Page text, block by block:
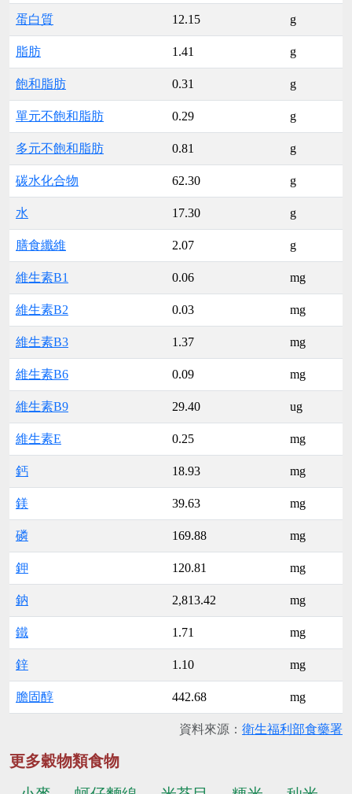
蛋白質 12.15 g
脂肪 1.41 g
飽和脂肪 0.31 g
單元不飽和脂肪 0.29 g
多元不飽和脂肪 0.81 g
碳水化合物 62.30 g
水 17.30 g
膳食纖維 2.07 g
維生素B1 0.06 mg
維生素B2 0.03 mg
維生素B3 1.37 mg
維生素B6 0.09 mg
維生素B9 29.40 ug
維生素E 0.25 mg
鈣 18.93 mg
鎂 39.63 mg
磷 169.88 mg
鉀 120.81 mg
鈉 2,813.42 mg
鐵 1.71 mg
鋅 1.10 mg
膽固醇 442.68 mg
資料來源： 衛生福利部食藥署
更多穀物類食物